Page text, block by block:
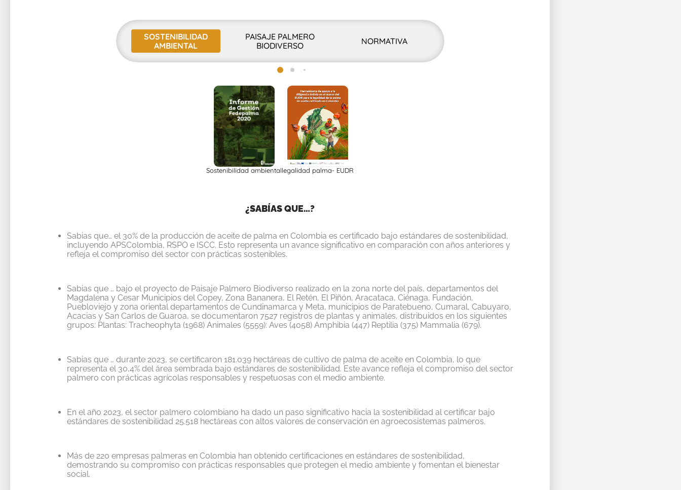
SOSTENIBILIDAD
AMBIENTAL
PAISAJE PALMERO
BIODIVERSO
NORMATIVA
Sostenibilidad ambientallegalidad palma- EUDR
¿SABÍAS QUE…?
Sabias que… el30% de la producción de aceite de palma en Colombia es certificado bajo estándares de sostenibilidad,
incluyendo APSColombia, RSPO e ISCC. Esto representa un avance significativo en comparación con años anteriores y
refleja el compromiso del sector con prácticas sostenibles.
Sabias que … bajo el proyecto de Paisaje Palmero Biodiverso realizado en la zona norte del país, departamentos del
Magdalena y Cesar Municipios del Copey, Zona Bananera, El Retén, El Piñón, Aracataca, Ciénaga, Fundación,
Puebloviejo y zona oriental departamentos de Cundinamarca y Meta, municipios de Paratebueno, Cumaral, Cabuyaro,
Acacias y San Carlos de Guaroa, se documentaron 7527 registros de plantas y animales, distribuidos en los siguientes
grupos: Plantas: Tracheophyta (1968) Animales (5559): Aves (4058) Amphibia (447) Reptilia (375) Mammalia (679).
Sabias que … durante 2023, se certificaron 181.039 hectáreas de cultivo de palma de aceite en Colombia, lo que
representa el 30,4% del área sembrada bajo estándares de sostenibilidad. Este avance refleja el compromiso del sector
palmero con prácticas agrícolas responsables y respetuosas con el medio ambiente.
En el año 2023, el sector palmero colombiano ha dado un paso significativo hacia la sostenibilidad al certificar bajo
estándares de sostenibilidad 25.518 hectáreas con altos valores de conservación en agroecosistemas palmeros.
Más de 220 empresas palmeras en Colombia han obtenido certificaciones en estándares de sostenibilidad,
demostrando su compromiso con prácticas responsables que protegen el medio ambiente y fomentan el bienestar
social.